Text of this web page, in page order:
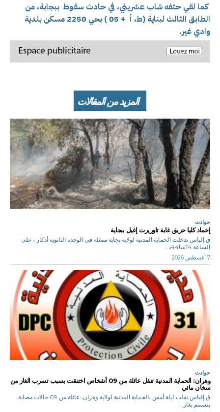
كما لقي حتفه شاب عشريني، في حادث سقوط ببجابة، من
الطابق الثالث لبناية (ط، أ + 05 ) بحي 2250 مسكن بلدية
وادي غير.
المزيد من المقالات
حوادث
إخماد كليا حريق غابة تاوريرت إغيل ببجاية
ق.إلياس تدخلت الحماية المدنية لولاية بجاية ممثلة في الوحدة الثانوية أدكار ، على
الساعة 14سا44د...
7 أغسطس 2026
حوادث
وهران: الحماية المدنية تنقل عائلة من 09 أشخاص اختنقت بسبب تسرب الغاز من
سخان مائي
ق.إلياس نقلت ليلة أمس ،الحماية المدنية لولاية وهران، عائلة من 09 حالات مصابة
بتسمم بغاز...